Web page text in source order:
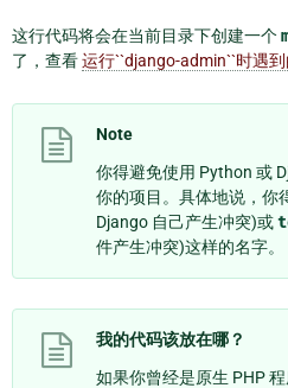
这行代码将会在当前目录下创建一个
了，查看运行``django-admin``时遇
Note
你得避免使用 Python 或
你的项目。具体地说，你
Django 自己产生冲突)或
件产生冲突)这样的名字。
我的代码该放在哪？
如果你曾经是原生 PHP